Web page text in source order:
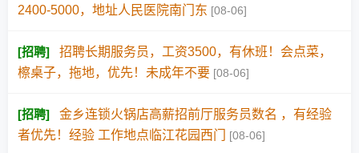
2400-5000，地址人民医院南门东 [08-06]
[招聘]
招聘长期服务员，工资3500，有休班！会点菜，
檫桌子，拖地，优先！未成年不要 [08-06]
[招聘]
金乡连锁火锅店高薪招前厅服务员数名 ，有经验
者优先！经验 工作地点临江花园西门
[08-06]